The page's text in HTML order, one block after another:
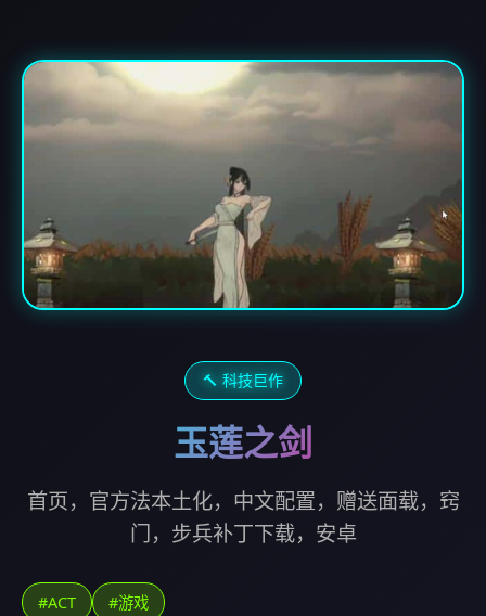
🔨 科技巨作
玉莲之剑
首页，官方法本土化，中文配置，赠送面载，窍
门，步兵补丁下载，安卓
#ACT #游戏